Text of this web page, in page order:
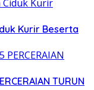
Kurir Beserta
TURUN